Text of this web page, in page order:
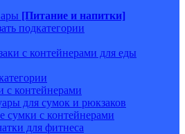
[Питание и напитки]
подкатегории
с контейнерами для еды
с контейнерами
для сумок и рюкзаков
сумки с контейнерами
для фитнеса